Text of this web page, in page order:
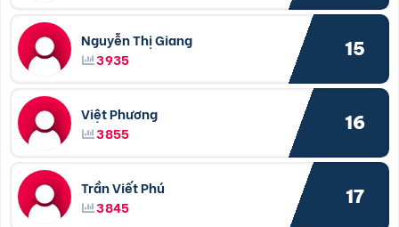
Nguyễn Thị Giang
3935
15
Việt Phương
3855
16
Trần Viết Phú
3845
17